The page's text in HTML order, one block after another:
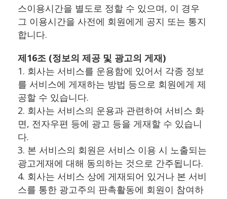
스이용시간을 별도로 정할 수 있으며, 이 경우
그 이용시간을 사전에 회원에게 공지 또는 통지
합니다.
제16조 (정보의 제공 및 광고의 게재)
1. 회사는 서비스를 운용함에 있어서 각종 정보
를 서비스에 게재하는 방법 등으로 회원에게 제
공할 수 있습니다.
2. 회사는 서비스의 운용과 관련하여 서비스 화
면, 전자우편 등에 광고 등을 게재할 수 있습니
다.
3. 본 서비스의 회원은 서비스 이용 시 노출되는
광고게재에 대해 동의하는 것으로 간주됩니다.
4. 회사는 서비스 상에 게재되어 있거나 본 서비
스를 통한 광고주의 판촉활동에 회원이 참여하